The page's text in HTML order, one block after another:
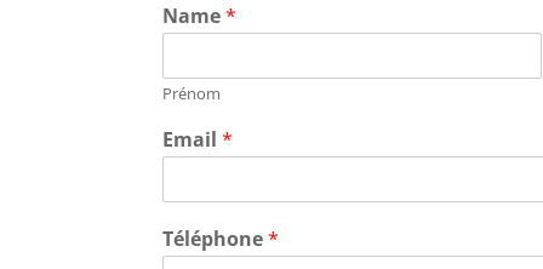
Name*
Prénom
Email*
Téléphone*